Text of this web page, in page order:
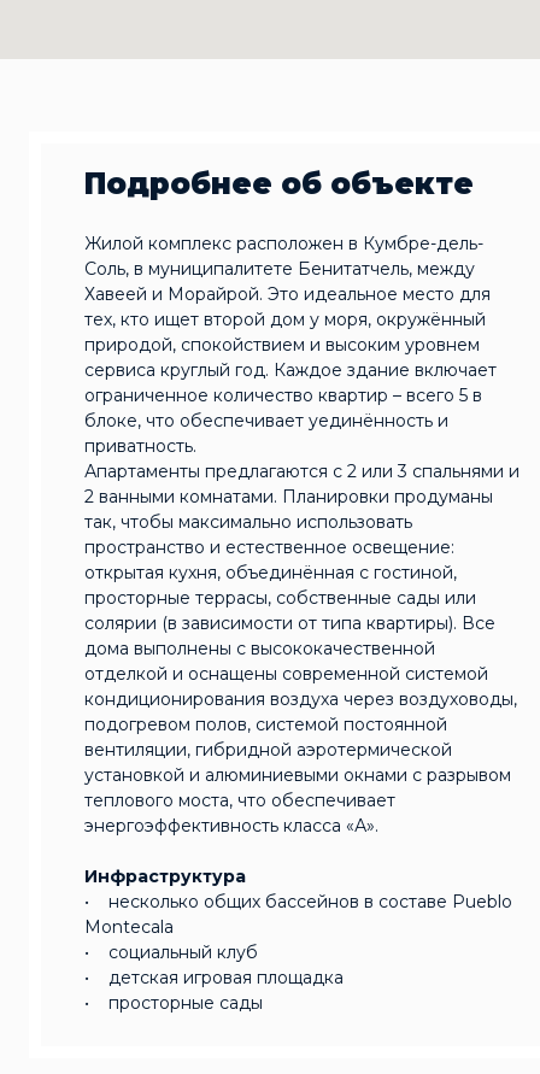
Подробнее об объекте
Жилой комплекс расположен в Кумбре-дель-
Соль, в муниципалитете Бенитатчель, между
Хавеей и Морайрой. Это идеальное место для
тех, кто ищет второй дом у моря, окружённый
природой, спокойствием и высоким уровнем
сервиса круглый год. Каждое здание включает
ограниченное количество квартир – всего 5 в
блоке, что обеспечивает уединённость и
приватность.
Апартаменты предлагаются с 2 или 3 спальнями и
2 ванными комнатами. Планировки продуманы
так, чтобы максимально использовать
пространство и естественное освещение:
открытая кухня, объединённая с гостиной,
просторные террасы, собственные сады или
солярии (в зависимости от типа квартиры). Все
дома выполнены с высококачественной
отделкой и оснащены современной системой
кондиционирования воздуха через воздуховоды,
подогревом полов, системой постоянной
вентиляции, гибридной аэротермической
установкой и алюминиевыми окнами с разрывом
теплового моста, что обеспечивает
энергоэффективность класса «А».
Инфраструктура
• несколько общих бассейнов в составе Pueblo
Montecala
• социальный клуб
• детская игровая площадка
• просторные сады